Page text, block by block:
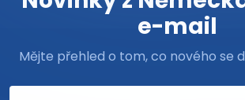
e-mail
Mějte přehled o tom, co nového se